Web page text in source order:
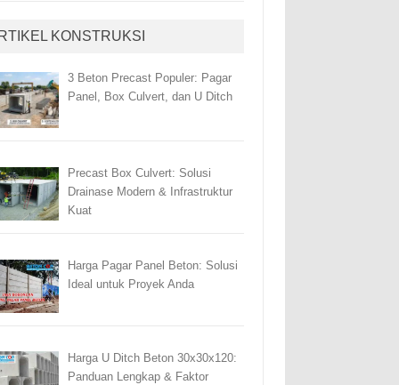
KONSTRUKSI
3 Beton Precast Populer: Pagar
Panel, Box Culvert, dan U Ditch
Precast Box Culvert: Solusi
Drainase Modern & Infrastruktur
Kuat
Harga Pagar Panel Beton: Solusi
Ideal untuk Proyek Anda
Harga U Ditch Beton 30x30x120:
Panduan Lengkap & Faktor